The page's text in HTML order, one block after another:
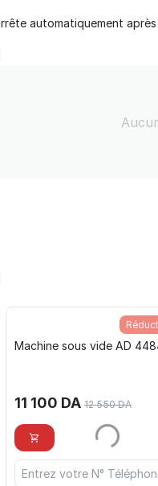
automatiquement après
Machine sous vide AD
11 100 DA 12 550 DA